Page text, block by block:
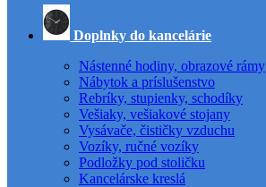
Doplnky do kancelárie
Nástenné hodiny, obrazové rámy
Nábytok a príslušenstvo
Rebríky, stupienky, schodíky
Vešiaky, vešiakové stojany
Vysávače, čističky vzduchu
Vozíky, ručné vozíky
Podložky pod stoličku
Kancelárske kreslá